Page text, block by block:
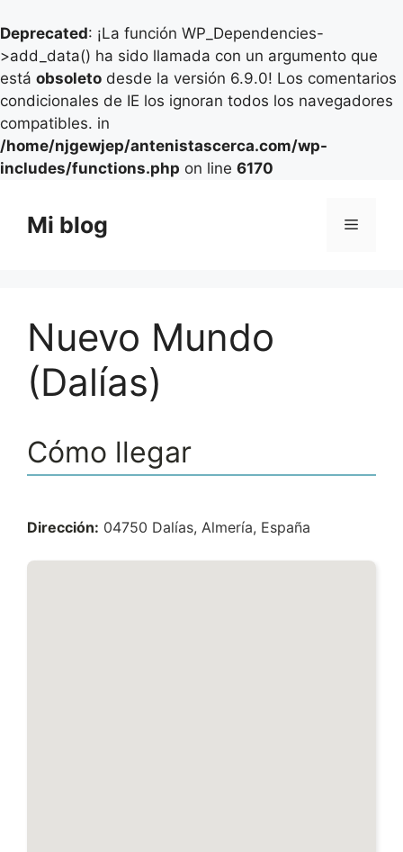
Deprecated: ¡La función WP_Dependencies-
>add_data() ha sido llamada con un argumento que
está obsoleto desde la versión 6.9.0! Los comentarios
condicionales de IE los ignoran todos los navegadores
compatibles. in
/home/njgewjep/antenistascerca.com/wp-
includes/functions.php on line 6170
contenido
Mi blog Menú
Nuevo Mundo
(Dalías)
Cómo llegar
Dirección: 04750 Dalías, Almería, España